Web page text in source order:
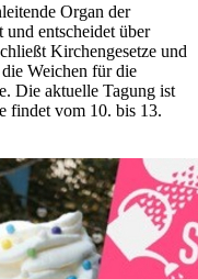
Organ der
entscheidet über
Kirchengesetze und
Weichen für die
Die aktuelle Tagung ist
findet vom 10. bis 13.